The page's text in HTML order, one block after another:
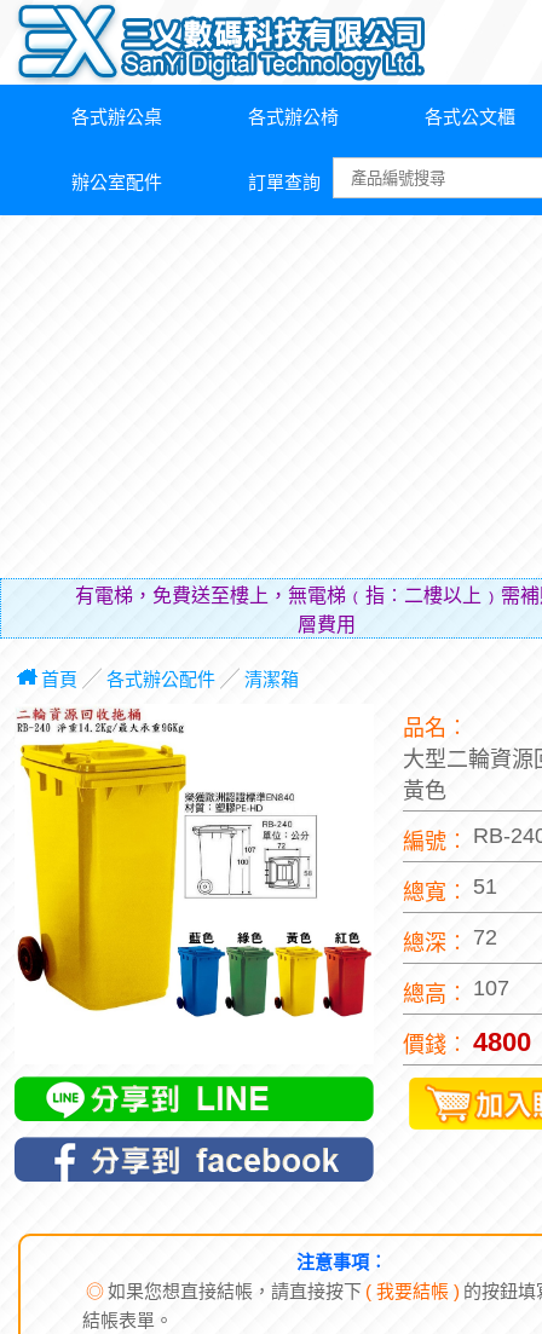
各式辦公桌 各式辦公椅 各式公文櫃
辦公室配件 訂單查詢
有電梯，免費送至樓上，無電梯﹙指︰二樓以上﹚需
層費用（貼補搬
首頁 ╱ 各式辦公配件╱ 清潔箱
品名︰
大型二輪資源
黃色
編號︰ RB-
總寬︰ 51
總深︰ 72
總高︰ 107
價錢︰ 4800
注意事項︰
◎如果您想直接結帳，請直接按下 ( 我要結帳 ) 的按鈕填
結帳表單。